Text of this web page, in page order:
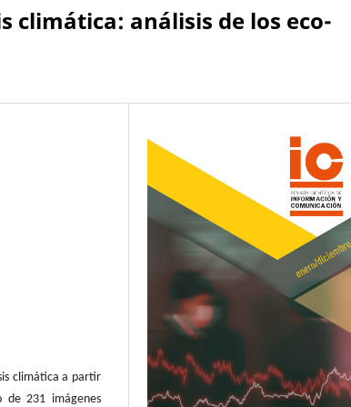
climática: análisis de los eco-
climática a partir
de 231 imágenes